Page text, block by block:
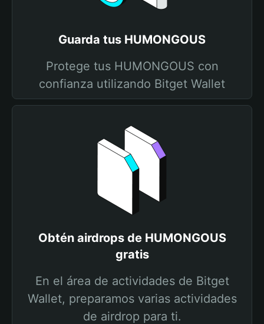
Guarda tus HUMONGOUS
Protege tus HUMONGOUS con
confianza utilizando Bitget Wallet
Obtén airdrops de HUMONGOUS
gratis
En el área de actividades de Bitget
Wallet, preparamos varias actividades
de airdrop para ti.